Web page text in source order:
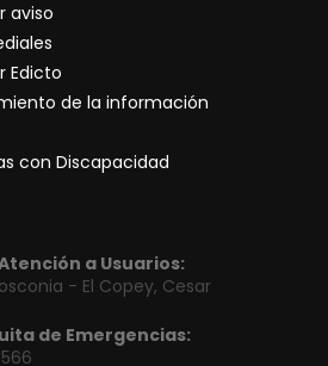
aviso
Edicto
de la información
con Discapacidad
a Usuarios:
- El Copey, Cesar
de Emergencias: